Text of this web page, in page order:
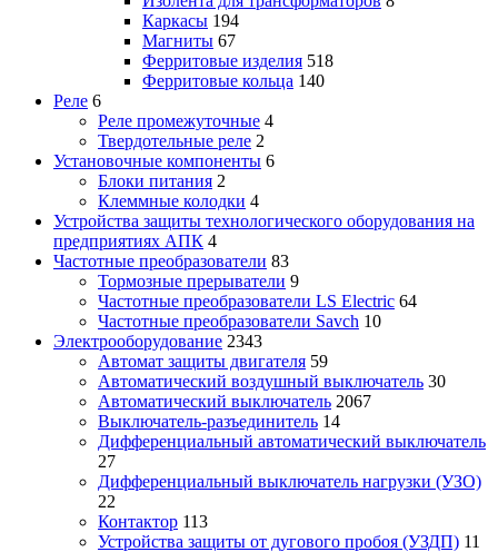
Каркасы 194
Магниты 67
Ферритовые изделия 518
Ферритовые кольца 140
Реле 6
Реле промежуточные 4
Твердотельные реле 2
Установочные компоненты 6
Блоки питания 2
Клеммные колодки 4
Устройства защиты технологического оборудования на
предприятиях АПК 4
Частотные преобразователи 83
Тормозные прерыватели 9
Частотные преобразователи LS Electric 64
Частотные преобразователи Savch 10
Электрооборудование 2343
Автомат защиты двигателя 59
Автоматический воздушный выключатель 30
Автоматический выключатель 2067
Выключатель-разъединитель 14
Дифференциальный автоматический выключатель
27
Дифференциальный выключатель нагрузки (УЗО)
22
Контактор 113
Устройства защиты от дугового пробоя (УЗДП) 11